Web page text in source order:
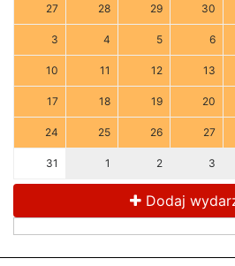
27 28 29 30
3 4 5 6
10 11 12 13
17 18 19 20
24 25 26 27
31 1 2 3
Dodaj